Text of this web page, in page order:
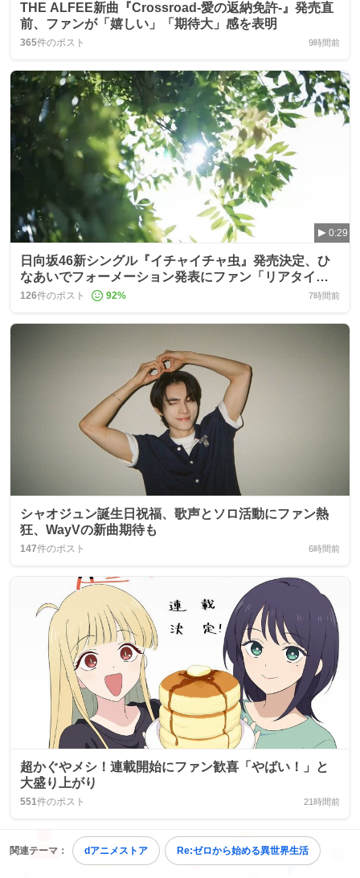
関連テーマ： dアニメストア Re:ゼロから始める異世界生活
THE ALFEE新曲『Crossroad-愛の返納免許-』発売直
前、ファンが「嬉しい」「期待大」感を表明
365件のポスト 9時間前
0:29
日向坂46新シングル『イチャイチャ虫』発売決定、ひ
なあいでフォーメーション発表にファン「リアタイし
たい」
126件のポスト 92% 7時間前
シャオジュン誕生日祝福、歌声とソロ活動にファン熱
狂、WayVの新曲期待も
147件のポスト 6時間前
超かぐやメシ！連載開始にファン歓喜「やばい！」と
大盛り上がり
551件のポスト 21時間前